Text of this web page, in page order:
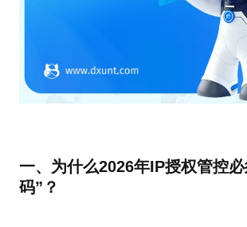
一、为什么2026年IP授权管控
码”？